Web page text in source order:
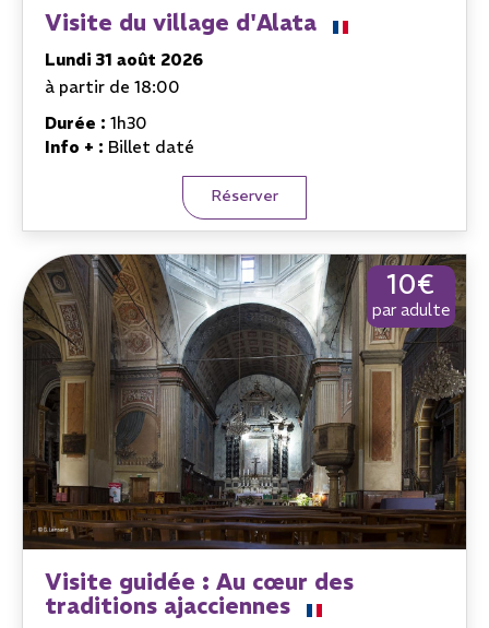
Visite du village d'Alata
Lundi 31 août 2026
à partir de 18:00
Durée : 1h30
Info + : Billet daté
Réserver
Visite guidée : Au cœur des
traditions ajacciennes
10€
par adulte